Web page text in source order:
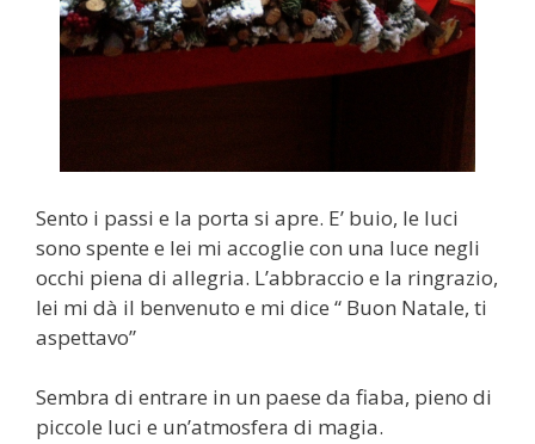
Sento i passi e la porta si apre. E’ buio, le luci
sono spente e lei mi accoglie con una luce negli
occhi piena di allegria. L’abbraccio e la ringrazio,
lei mi dà il benvenuto e mi dice “ Buon Natale, ti
aspettavo”
Sembra di entrare in un paese da fiaba, pieno di
piccole luci e un’atmosfera di magia.